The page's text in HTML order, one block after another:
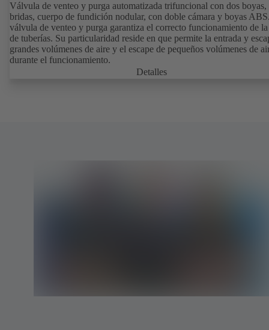
Válvula de venteo y purga automatizada trifuncional con dos boyas,
bridas, cuerpo de fundición nodular, con doble cámara y boyas
válvula de venteo y purga garantiza el correcto funcionamiento de
de tuberías. Su particularidad reside en que permite la entrada y
grandes volúmenes de aire y el escape de pequeños volúmenes de
durante el funcionamiento.
Detalles